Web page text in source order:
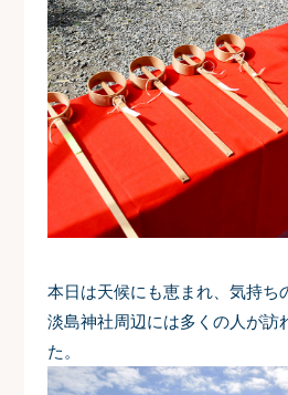
本日は天候にも恵まれ、気持ち
淡島神社周辺には多くの人が訪
た。